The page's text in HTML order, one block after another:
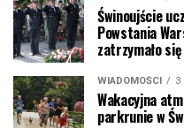
Świnoujście
Powstania
zatrzymało
WIADOMOŚCI 3
Wakacyjna
parkrunie w